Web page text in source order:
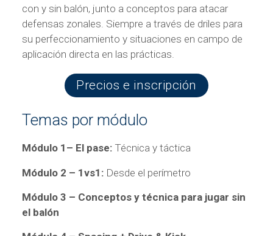
con y sin balón, junto a conceptos para atacar
defensas zonales. Siempre a través de driles para
su perfeccionamiento y situaciones en campo de
aplicación directa en las prácticas.
Precios e inscripción
Temas por módulo
Módulo 1– El pase:Técnica y táctica
Módulo 2 – 1vs1:Desde el perímetro
Módulo 3 – Conceptos y técnica para jugar sin
el balón